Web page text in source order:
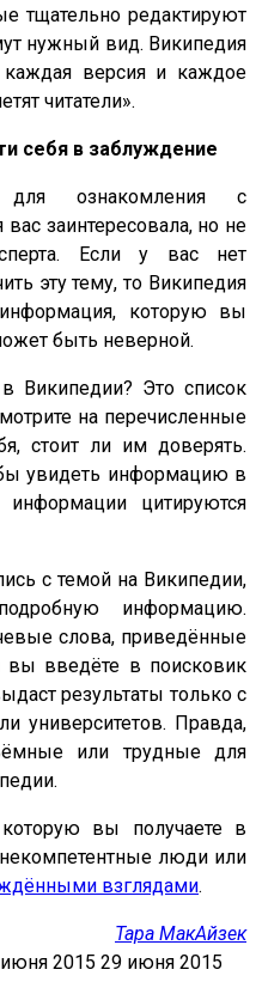
тщательно редактируют
нужный вид. Википедия
каждая версия и каждое
читатели».
себя в заблуждение
для ознакомления с
заинтересовала, но не
Если у вас нет
эту тему, то Википедия
которую вы
быть неверной.
Википедии? Это список
на перечисленные
стоит ли им доверять.
увидеть информацию в
цитируются
с темой на Википедии,
информацию.
слова, приведённые
вы введёте в поисковик
результаты только с
университетов. Правда,
или трудные для
вы получаете в
люди или
взглядами.
Тара МакАйзек
2015 29 июня 2015